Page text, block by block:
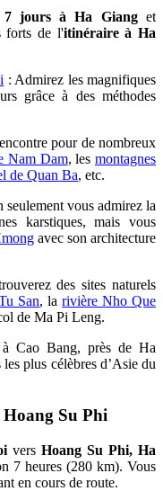
7 jours à Ha Gianget
forts de l'itinéraire à Ha
: Admirez les magnifiques
grâce à des méthodes
pour de nombreux
Nam Dam, lesmontagnes
de Quan Ba, etc.
seulement vous admirez la
karstiques, mais vous
avec son architecture
des sites naturels
San, larivière Nho Que
de Ma Pi Leng.
Cao Bang, près de Ha
plus célèbres d’Asie du
Su Phi
versHoang Su Phi, Ha
7 heures (280 km). Vous
en cours de route.